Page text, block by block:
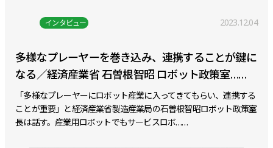
インタビュー 2023.12.04
多様なプレーヤーを巻き込み、連携することが鍵に
なる／経済産業省 石曽根智昭 ロボット政策室……
「多様なプレーヤーにロボット産業に入ってきてもらい、連携する
ことが重要」と経済産業省製造産業局の石曽根智昭ロボット政策室
長は話す。産業用ロボットでもサービスロボ……